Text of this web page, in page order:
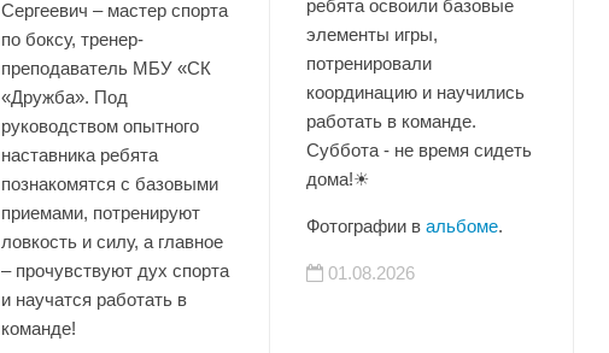
Сергеевич – мастер спорта
по боксу, тренер-
преподаватель МБУ «СК
«Дружба». Под
руководством опытного
наставника ребята
познакомятся с базовыми
приемами, потренируют
ловкость и силу, а главное
– прочувствуют дух спорта
и научатся работать в
команде!
ребята освоили базовые
элементы игры,
потренировали
координацию и научились
работать в команде.
Суббота - не время сидеть
дома!☀
Фотографии в альбоме.
01.08.2026